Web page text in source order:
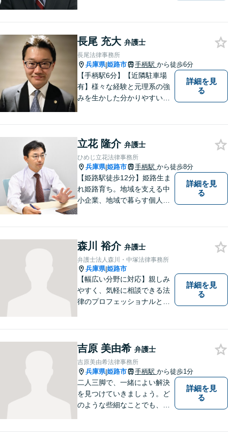
いと考えています。 お気軽に
ご相談ください。
長尾 充大 弁護士
長尾法律事務所
兵庫県|姫路市 手柄駅 から徒歩6分
【手柄駅6分】【近隣駐車場
有】様々な経験と元理系の強
みを生かした分かりやすい・
すい例を挙げて説明を行いま
す。ぜひご相談ください。
詳細を見
る
立花 隆介 弁護士
ひめじ立花法律事務所
兵庫県|姫路市 手柄駅 から徒歩8分
【姫路駅徒歩12分】姫路生ま
れ姫路育ち。地域を支える中
小企業、地域で暮らす個人に
済など幅広い問題に積極的に
取り組みます。お気軽にご相
談ください。
詳細を見
る
森川 裕介 弁護士
弁護士法人森川・中塚法律事務所
兵庫県|姫路市
【幅広い分野に対応】親しみ
やすく、気軽に相談できる法
律のプロフェッショナルとし
でサポートいたします。些細
なことでもお気軽にご相談く
ださい。
詳細を見
る
吉原 美由希 弁護士
吉原美由希法律事務所
兵庫県|姫路市 手柄駅 から徒歩1分
二人三脚で、一緒によい解決
を見つけていきましょう。ど
のような些細なことでも、ま
詳細を見
る